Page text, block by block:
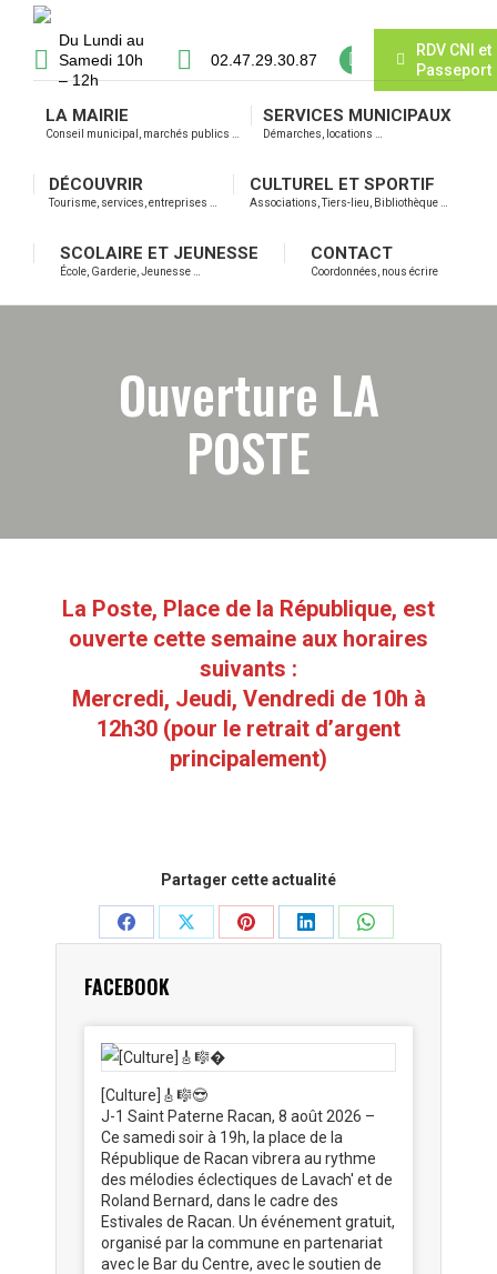
Du Lundi au
Samedi 10h
– 12h
02.47.29.30.87
RDV CNI et
Passeport
LA MAIRIE
Conseil municipal, marchés publics …
SERVICES MUNICIPAUX
Démarches, locations …
DÉCOUVRIR
Tourisme, services, entreprises …
CULTUREL ET SPORTIF
Associations, Tiers-lieu, Bibliothèque …
SCOLAIRE ET JEUNESSE
École, Garderie, Jeunesse …
CONTACT
Coordonnées, nous écrire
Ouverture LA
POSTE
La Poste, Place de la République, est
ouverte cette semaine aux horaires
suivants :
Mercredi, Jeudi, Vendredi de 10h à
12h30 (pour le retrait d’argent
principalement)
Partager cette actualité
PartagerPartagerPartagerPartagerPartager
FACEBOOK
[Culture]🎸🎼😎
J-1 Saint Paterne Racan, 8 août 2026 –
Ce samedi soir à 19h, la place de la
République de Racan vibrera au rythme
des mélodies éclectiques de Lavach' et de
Roland Bernard, dans le cadre des
Estivales de Racan. Un événement gratuit,
organisé par la commune en partenariat
avec le Bar du Centre, avec le soutien de